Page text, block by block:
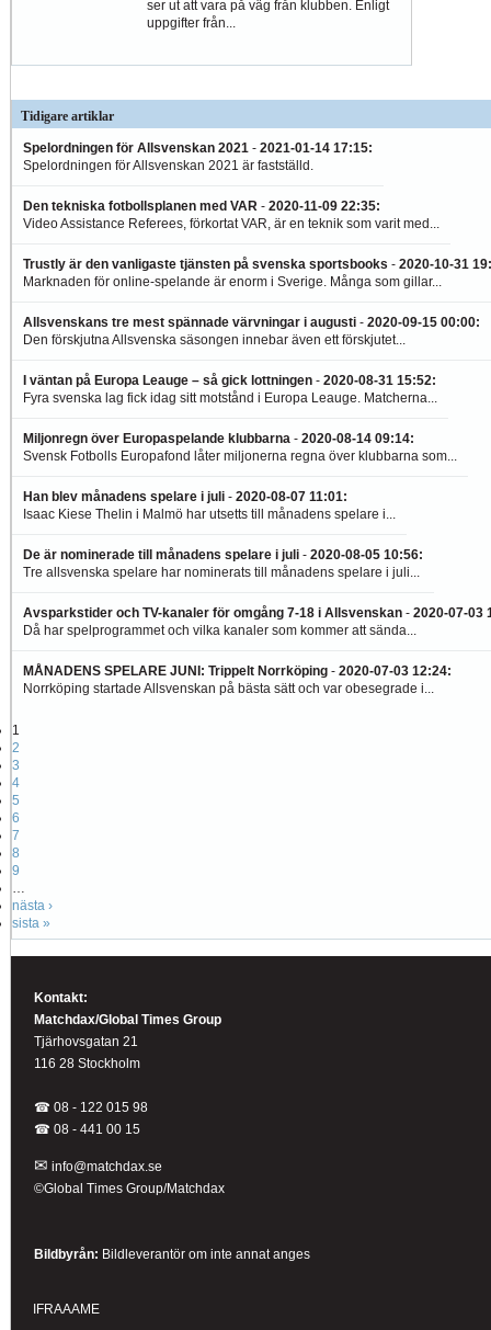
ser ut att vara på väg från klubben. Enligt
uppgifter från...
Tidigare artiklar
Spelordningen för Allsvenskan 2021 - 2021-01-14 17:15:
Spelordningen för Allsvenskan 2021 är fastställd.
Den tekniska fotbollsplanen med VAR - 2020-11-09 22:35:
Video Assistance Referees, förkortat VAR, är en teknik som varit med...
Trustly är den vanligaste tjänsten på svenska sportsbooks - 2020-10-31
Marknaden för online-spelande är enorm i Sverige. Många som gillar...
Allsvenskans tre mest spännade värvningar i augusti - 2020-09-15 00:00:
Den förskjutna Allsvenska säsongen innebar även ett förskjutet...
I väntan på Europa Leauge – så gick lottningen - 2020-08-31 15:52:
Fyra svenska lag fick idag sitt motstånd i Europa Leauge. Matcherna...
Miljonregn över Europaspelande klubbarna - 2020-08-14 09:14:
Svensk Fotbolls Europafond låter miljonerna regna över klubbarna som...
Han blev månadens spelare i juli - 2020-08-07 11:01:
Isaac Kiese Thelin i Malmö har utsetts till månadens spelare i...
De är nominerade till månadens spelare i juli - 2020-08-05 10:56:
Tre allsvenska spelare har nominerats till månadens spelare i juli...
Avsparkstider och TV-kanaler för omgång 7-18 i Allsvenskan - 2020-07-03
Då har spelprogrammet och vilka kanaler som kommer att sända...
MÅNADENS SPELARE JUNI: Trippelt Norrköping - 2020-07-03 12:24:
Norrköping startade Allsvenskan på bästa sätt och var obesegrade i...
1
2
3
4
5
6
7
8
9
…
nästa ›
sista »
Kontakt:
Matchdax/Global Times Group
Tjärhovsgatan 21
116 28 Stockholm
☎ 08 - 122 015 98
☎ 08 - 441 00 15
✉ info@matchdax.se
©Global Times Group/Matchdax
Bildbyrån: Bildleverantör om inte annat anges
IFRAAAME